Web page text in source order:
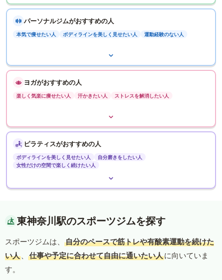
パーソナルジムがおすすめの人
本気で痩せたい人 ボディラインを美しく見せたい人 運動経験のない人
ヨガがおすすめの人
楽しく気楽に痩せたい人 汗かきたい人 ストレスを解消したい人
ピラティスがおすすめの人
ボディラインを美しく見せたい人
自分磨きをしたい人
女性だけの空間で楽しく続けたい人
東神奈川駅のスポーツジムを探す
スポーツジムは、
自分のペースで筋トレや有酸素運動を続けた
い人 、 仕事や予定に合わせて自由に通いたい人に向いていま
す。